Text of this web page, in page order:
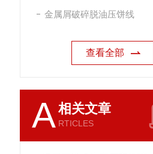
金属屑破碎脱油压饼线
查看全部
A相关文章
RTICLES